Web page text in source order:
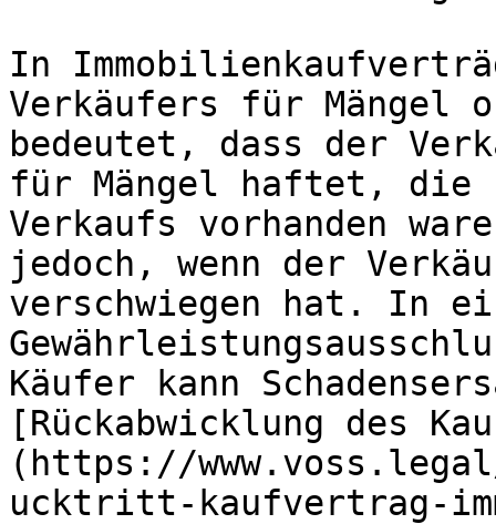
In
Verkäufers für Mängel
bedeutet, dass der
für Mängel haftet, die
Verkaufs vorhanden
jedoch, wenn der
verschwiegen hat. In
Käufer kann
[Rückabwicklung des
(https://
ucktritt-kaufvertrag-